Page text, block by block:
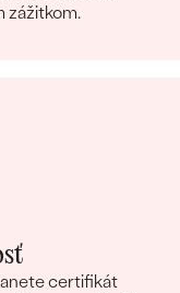
zážitkom.
certifikát